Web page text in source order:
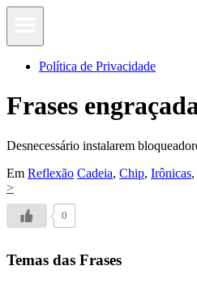
Política de Privacidade
Frases
Desnecessário instalarem
Em Reflexão Cadeia, Chip, Irônicas,
>
0
Temas das Frases